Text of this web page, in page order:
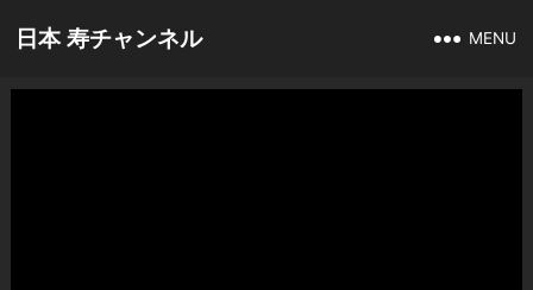
日本 寿チャンネル MENU